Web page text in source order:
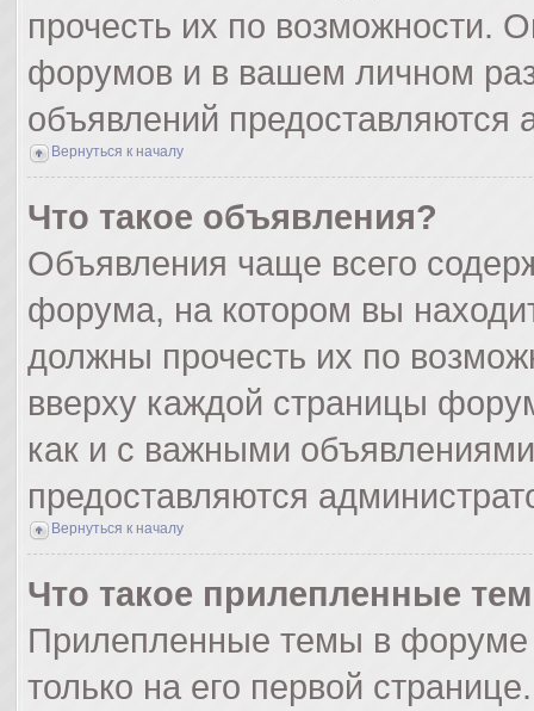
прочесть их по возможности.
форумов и в вашем личном
объявлений
Вернуться к началу
Что такое объявления?
Объявления чаще всего
форума, на котором вы
должны прочесть их по
вверху каждой страницы
как и с важными
предоставляются
Вернуться к началу
Что такое прилепленные
Прилепленные темы в форуме
только на его первой